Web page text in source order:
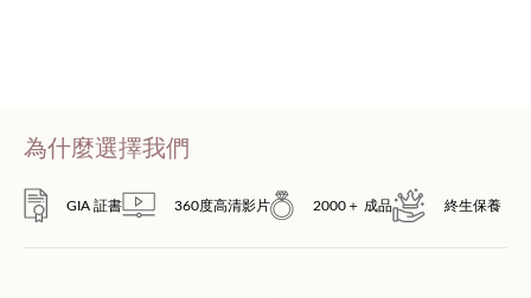
為什麼選擇我們
GIA 証書 360度高清影片 2000＋ 成品 終生保養